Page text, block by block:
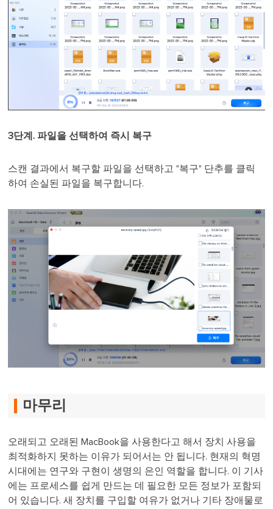
3단계. 파일을 선택하여 즉시 복구
스캔 결과에서 복구할 파일을 선택하고 "복구" 단추를 클릭
하여 손실된 파일을 복구합니다.
마무리
오래되고 오래된 MacBook을 사용한다고 해서 장치 사용을
최적화하지 못하는 이유가 되어서는 안 됩니다. 현재의 혁명
시대에는 연구와 구현이 생명의 은인 역할을 합니다. 이 기사
에는 프로세스를 쉽게 만드는 데 필요한 모든 정보가 포함되
어 있습니다. 새 장치를 구입할 여유가 없거나 기타 장애물로